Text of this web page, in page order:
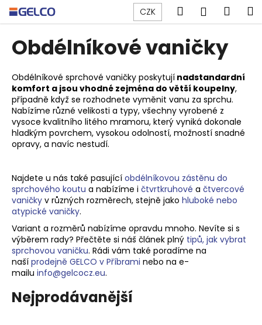
Přejít
na
obsah
CZK Hledat
Obdélníkové vaničky
Obdélníkové sprchové vaničky poskytují nadstandardní
komfort a jsou vhodné zejména do větší koupelny,
případně když se rozhodnete vyměnit vanu za sprchu.
Nabízíme různé velikosti a typy, všechny vyrobené z
vysoce kvalitního litého mramoru, který vyniká dokonale
hladkým povrchem, vysokou odolností, možností snadné
opravy, a navíc nestudí.
Najdete u nás také pasující obdélníkovou zástěnu do
sprchového koutu a nabízíme i čtvrtkruhové a čtvercové
vaničky v různých rozměrech, stejně jako hluboké nebo
atypické vaničky.
Variant a rozměrů nabízíme opravdu mnoho. Nevíte si s
výběrem rady? Přečtěte si náš článek plný tipů, jak vybrat
sprchovou vaničku. Rádi vám také poradíme na
naší prodejně GELCO v Příbrami nebo na e-
mailu info@gelcocz.eu.
Nejprodávanější
o
o
p
o
t
ř
e
b
u
j
e
t
e
n
a
j
í